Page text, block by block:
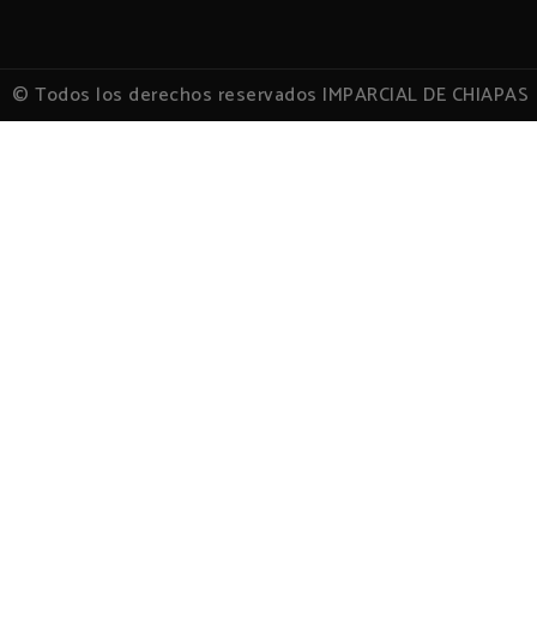
© Todos los derechos reservados IMPARCIAL DE CHIAPAS